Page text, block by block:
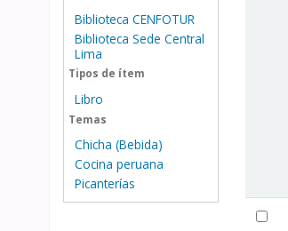
Biblioteca CENFOTUR
Biblioteca Sede Central
Lima
Tipos de ítem
Libro
Temas
Chicha (Bebida)
Cocina peruana
Picanterías